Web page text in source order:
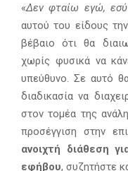
«Δεν φταίω εγώ, εσύ
αυτού του είδους
βέβαιο ότι θα
χωρίς φυσικά να
υπεύθυνο. Σε αυτό
διαδικασία να
στον τομέα της
προσέγγιση στην
ανοιχτή διάθεση
εφήβου, συζητήστε